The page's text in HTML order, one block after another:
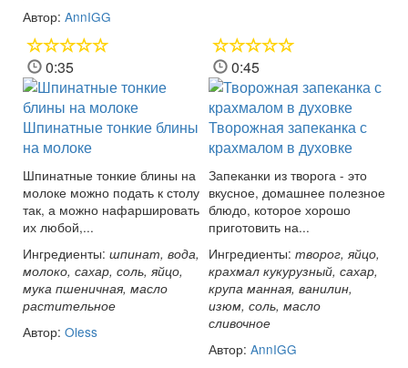
Автор: AnnIGG
0:35
Шпинатные тонкие блины
на молоке
Шпинатные тонкие блины на
молоке можно подать к столу
так, а можно нафаршировать
их любой,...
Ингредиенты: шпинат, вода,
молоко, сахар, соль, яйцо,
мука пшеничная, масло
растительное
Автор: Oless
0:45
Творожная запеканка с
крахмалом в духовке
Запеканки из творога - это
вкусное, домашнее полезное
блюдо, которое хорошо
приготовить на...
Ингредиенты: творог, яйцо,
крахмал кукурузный, сахар,
крупа манная, ванилин,
изюм, соль, масло
сливочное
Автор: AnnIGG